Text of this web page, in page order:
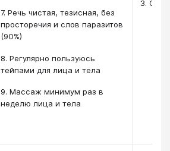
7. Речь чистая, тезисная, без
просторечия и слов паразитов
(90%)
8. Регулярно пользуюсь
тейпами для лица и тела
9. Массаж минимум раз в
неделю лица и тела
3.